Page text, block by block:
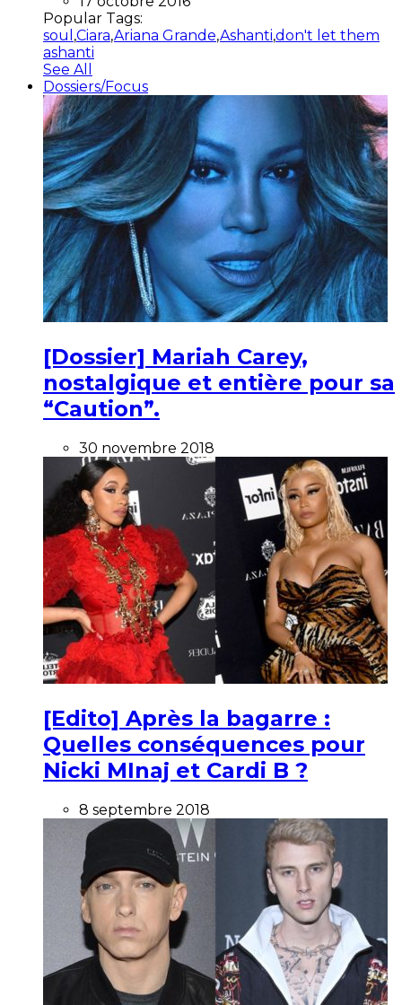
Popular Tags:
soul ,Ciara,Ariana Grande,Ashanti,don't let them
ashanti
See All
Dossiers/Focus
[Dossier] Mariah Carey,
nostalgique et entière pour sa
“Caution”.
30 novembre 2018
[Edito] Après la bagarre :
Quelles conséquences pour
Nicki MInaj et Cardi B ?
8 septembre 2018